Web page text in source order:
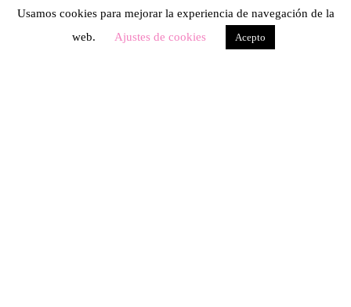
¿Qué es Ventis? Mario Vaquerizo
apadrina este Marketplace italiano
que desembarca en España
Usamos cookies para mejorar la experiencia de navegación de la
web.
Ajustes de cookies Acepto